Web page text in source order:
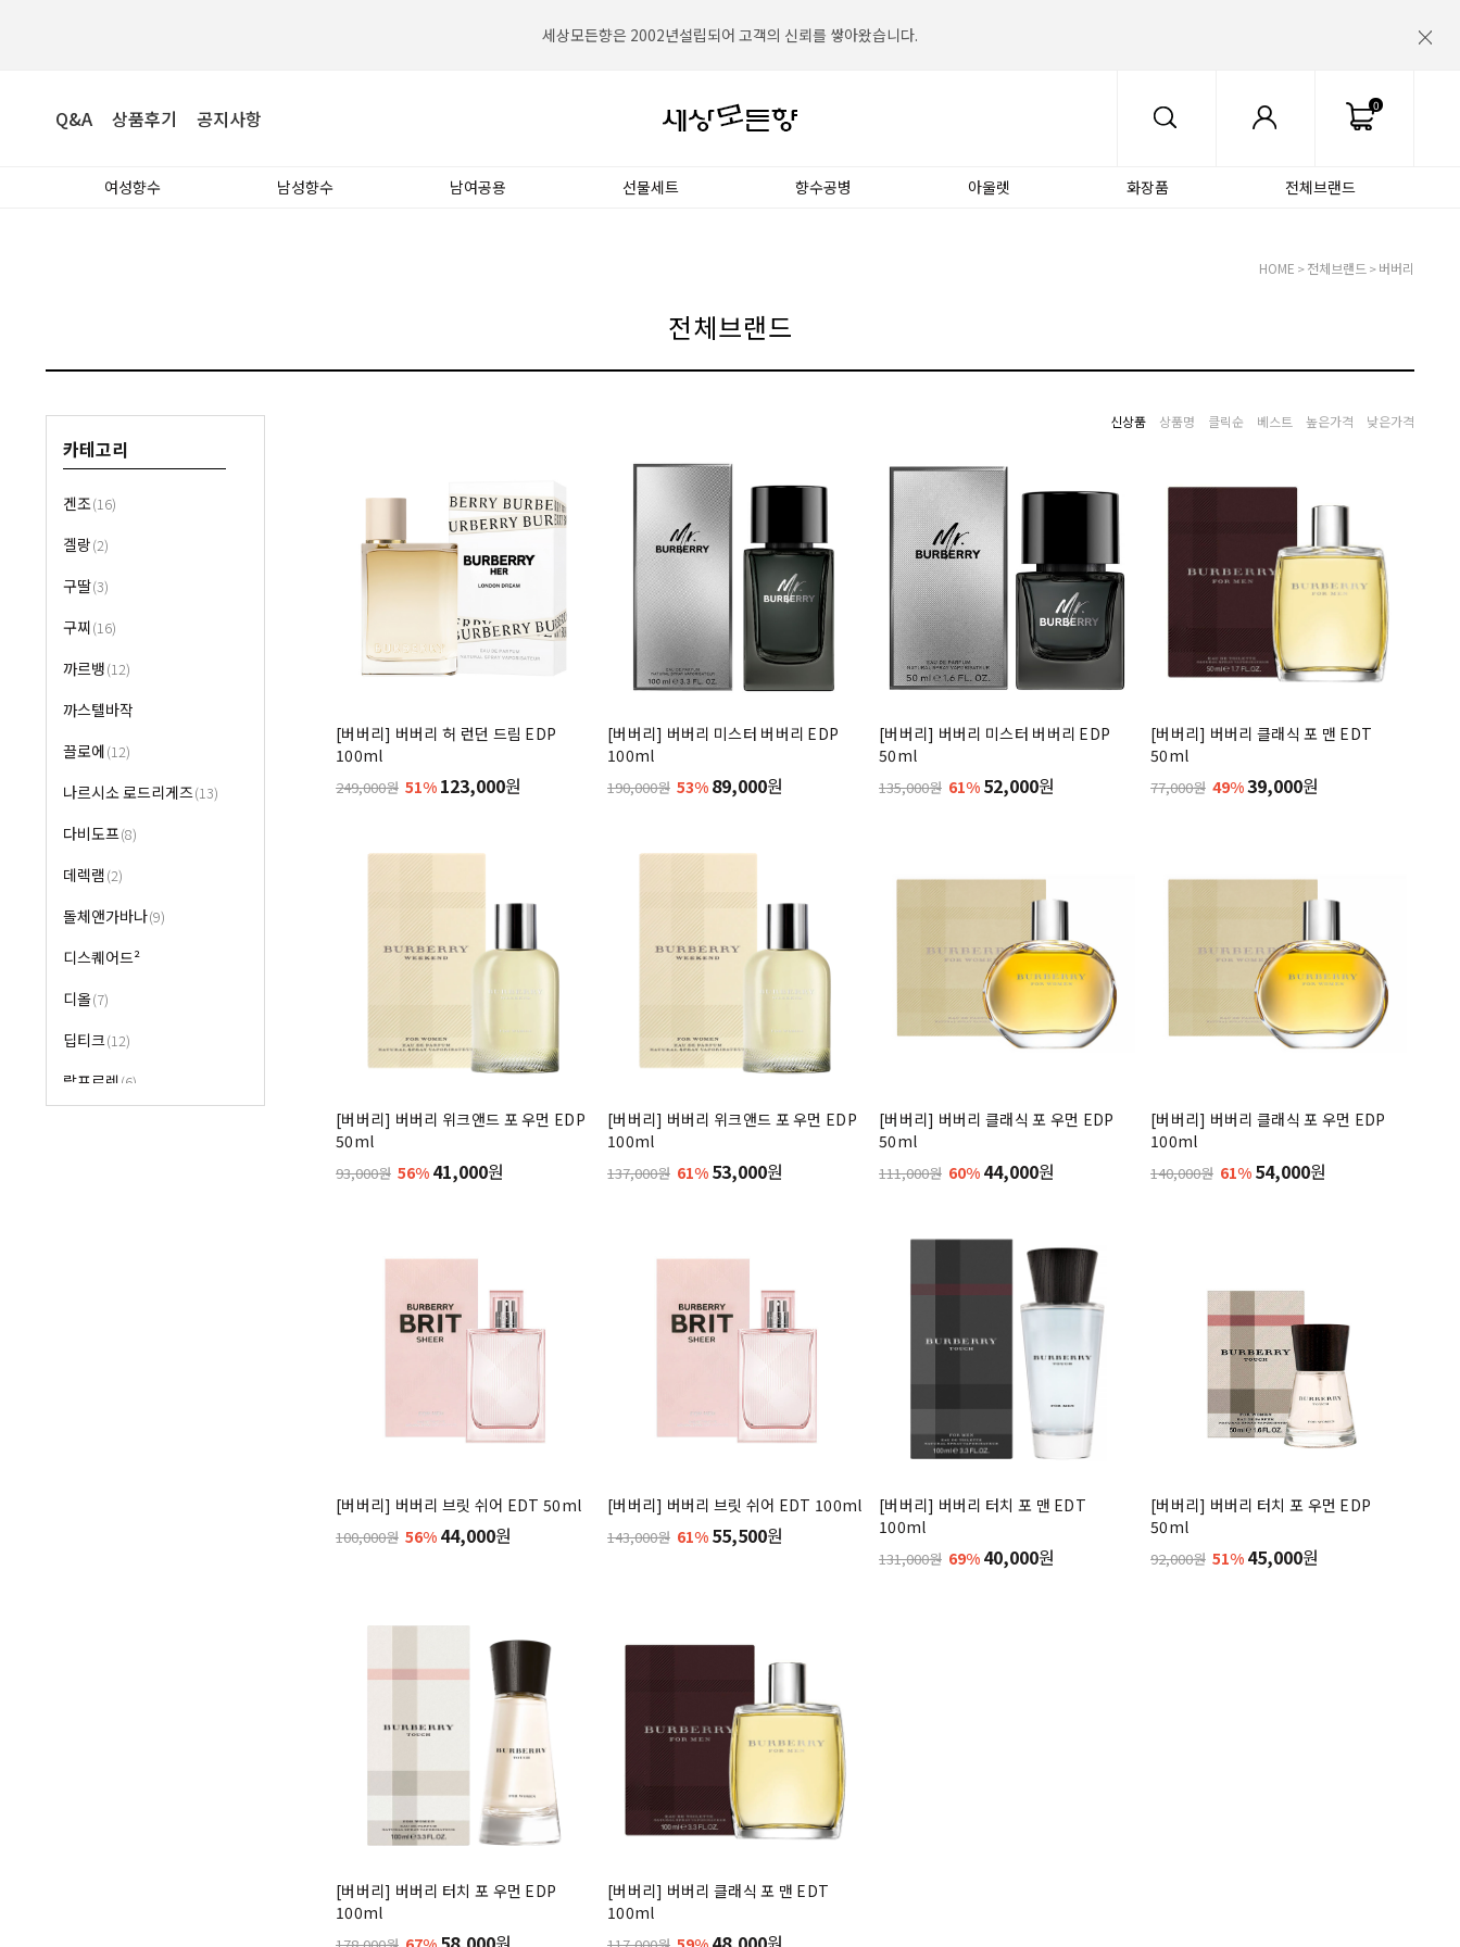
세상모든향은 2002년설립되어 고객의 신뢰를 쌓아왔습니다.
세상모든향은 대한민국 NO.1향수전문쇼핑몰입니다.
Q&A 상품후기 공지사항
0
여성향수 남성향수 남여공용 선물세트 향수공병 아울렛 화장품 전체브랜드
HOME >전체브랜드 >버버리
전체브랜드
카테고리
겐조(16)
겔랑(2)
구딸(3)
구찌(16)
까르뱅(12)
까스텔바작
끌로에(12)
나르시소 로드리게즈(13)
다비도프(8)
데렉램 (2)
돌체앤가바나(9)
디스퀘어드²
디올(7)
딥티크(12)
랄프로렌 (6)
신상품 상품명 클릭순 베스트 높은가격 낮은가격
[버버리] 버버리 허 런던 드림 EDP
100ml
249,000원 51% 123,000원
[버버리] 버버리 미스터 버버리 EDP
100ml
190,000원 53% 89,000원
[버버리] 버버리 미스터 버버리 EDP
50ml
135,000원 61% 52,000원
[버버리] 버버리 클래식 포 맨 EDT
50ml
77,000원 49%39,000원
[버버리] 버버리 위크앤드 포 우먼 EDP
50ml
93,000원 56% 41,000원
[버버리] 버버리 위크앤드 포 우먼 EDP
100ml
137,000원 61% 53,000원
[버버리] 버버리 클래식 포 우먼 EDP
50ml
111,000원 60% 44,000원
[버버리] 버버리 클래식 포 우먼 EDP
100ml
140,000원 61% 54,000원
[버버리] 버버리 브릿 쉬어 EDT 50ml
100,000원 56% 44,000원
[버버리] 버버리 브릿 쉬어 EDT 100ml
143,000원 61% 55,500원
[버버리] 버버리 터치 포 맨 EDT
100ml
131,000원 69% 40,000원
[버버리] 버버리 터치 포 우먼 EDP
50ml
92,000원 51% 45,000원
[버버리] 버버리 터치 포 우먼 EDP
100ml
[버버리] 버버리 클래식 포 맨 EDT
100ml